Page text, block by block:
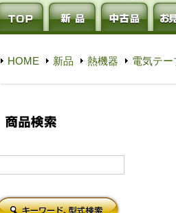
HOME 新品 熱機器 電気テー